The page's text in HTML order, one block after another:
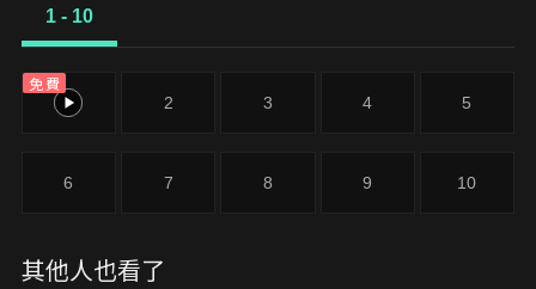
1 - 10
免費
1 2 3 4 5
6 7 8 9 10
其他人也看了